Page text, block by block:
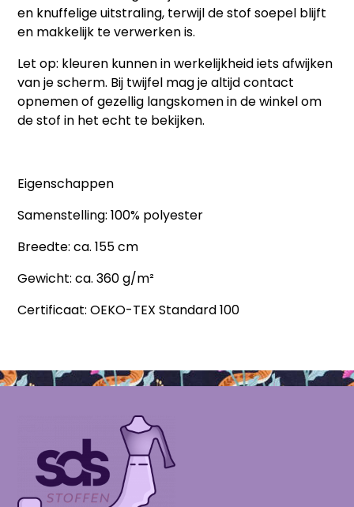
en knuffelige uitstraling, terwijl de stof soepel blijft
en makkelijk te verwerken is.
Let op: kleuren kunnen in werkelijkheid iets afwijken
van je scherm. Bij twijfel mag je altijd contact
opnemen of gezellig langskomen in de winkel om
de stof in het echt te bekijken.
Eigenschappen
Samenstelling: 100% polyester
Breedte: ca. 155 cm
Gewicht: ca. 360 g/m²
Certificaat: OEKO-TEX Standard 100